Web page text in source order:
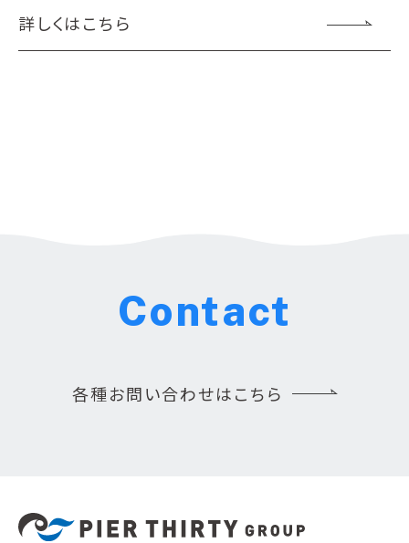
詳しくはこちら
Contact
各種お問い合わせはこちら